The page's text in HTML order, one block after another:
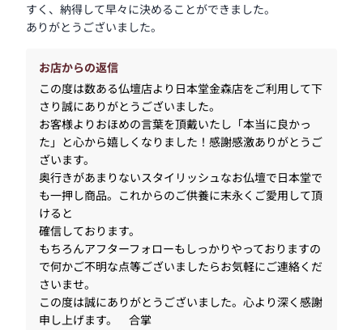
すく、納得して早々に決めることができました。
ありがとうございました。
お店からの返信
この度は数ある仏壇店より日本堂金森店をご利用して下
さり誠にありがとうございました。
お客様よりおほめの言葉を頂戴いたし「本当に良かっ
た」と心から嬉しくなりました！感謝感激ありがとうご
ざいます。
奥行きがあまりないスタイリッシュなお仏壇で日本堂で
も一押し商品。これからのご供養に末永くご愛用して頂
けると
確信しております。
もちろんアフターフォローもしっかりやっておりますの
で何かご不明な点等ございましたらお気軽にご連絡くだ
さいませ。
この度は誠にありがとうございました。心より深く感謝
申し上げます。 合掌